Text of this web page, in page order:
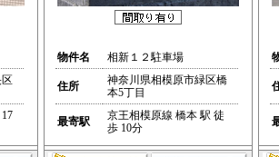
物件名 相新１２駐車場
住所
神奈川県相模原市緑区橋
本5丁目
最寄駅
京王相模原線 橋本 駅 徒
歩 10分